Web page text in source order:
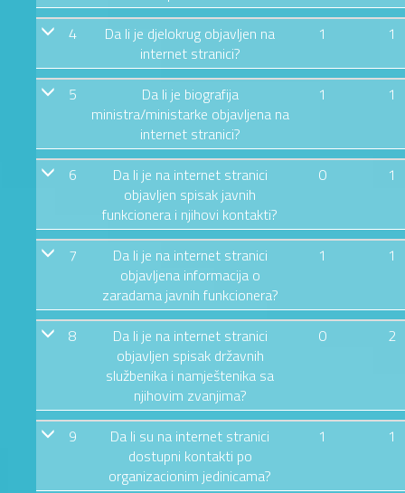
4
Da li je djelokrug objavljen na
internet stranici?
1 1
5
Da li je biografija
ministra/ministarke objavljena na
internet stranici?
1 1
6
Da li je na internet stranici
objavljen spisak javnih
funkcionera i njihovi kontakti?
0 1
7
Da li je na internet stranici
objavljena informacija o
zaradama javnih funkcionera?
1 1
8
Da li je na internet stranici
objavljen spisak državnih
službenika i namještenika sa
njihovim zvanjima?
0 2
9
Da li su na internet stranici
dostupni kontakti po
organizacionim jedinicama?
1 1